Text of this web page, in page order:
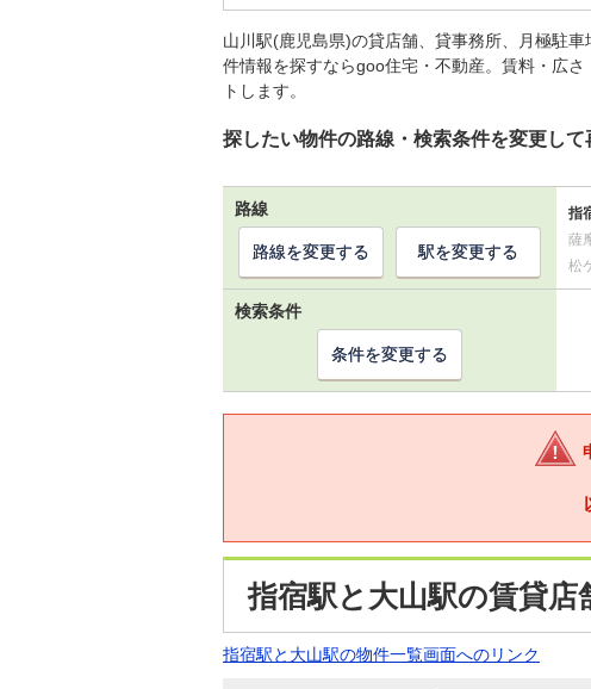
山川駅(鹿児島県)の貸店舗、貸事務所、月極駐
件情報を探すならgoo住宅・不動産。賃料・広
トします。
探したい物件の路線・検索条件を変更して
路線 指
薩
松
路線を変更する 駅を変更する
検索条件
条件を変更する
指宿駅と大山駅の賃貸店
指宿駅と大山駅の物件一覧画面へのリンク